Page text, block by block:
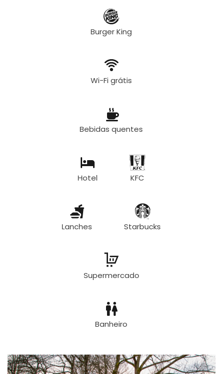
Burger King
Wi-Fi grátis
Bebidas quentes
Hotel KFC
Lanches Starbucks
Supermercado
Banheiro